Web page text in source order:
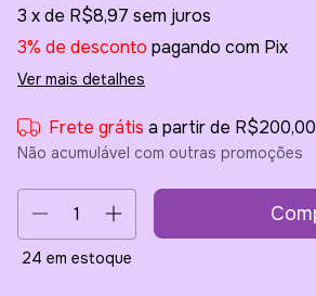
3 x de R$8,97 sem juros
3% de desconto pagando com Pix
Ver mais detalhes
Frete grátis a partir de R$200,00
Não acumulável com outras promoções
24 em estoque